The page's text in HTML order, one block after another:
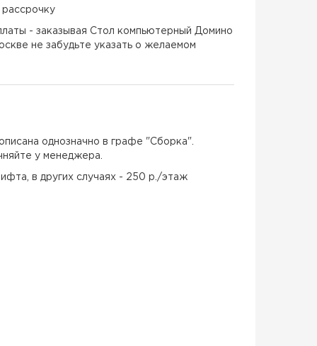
- заказывая Стол компьютерный Домино
не забудьте указать о желаемом
однозначно в графе "Сборка".
у менеджера.
в других случаях - 250 р./этаж